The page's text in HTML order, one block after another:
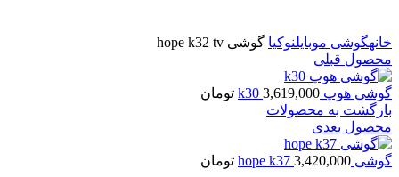
خانهگوشی موبایلنوکیا گوشی hope k32 tv
محصول قبلی
گوشی هوپ k30 3,619,000
تومان
بازگشت به محصولات
محصول بعدی
گوشی hope k37 3,420,000 تومان